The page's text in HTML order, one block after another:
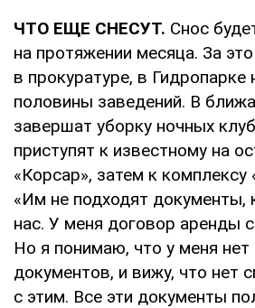
ЧТО ЕЩЕ СНЕСУТ. Снос
на протяжении месяца. За
в прокуратуре, в Гидропарке
половины заведений. В
завершат уборку ночных
приступят к известному на
«Корсар», затем к комплексу
«Им не подходят документы,
нас. У меня договор аренды
Но я понимаю, что у меня нет
документов, и вижу, что нет
с этим. Все эти документы